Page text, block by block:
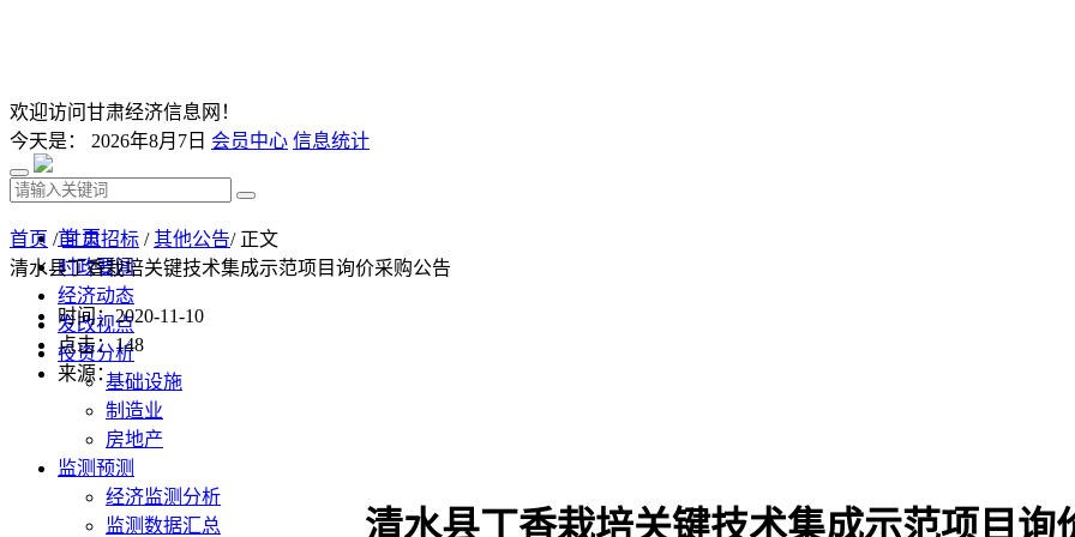
欢迎访问甘肃经济信息网！
今天是： 2026年8月7日 会员中心 信息统计
首 页
时政要闻
经济动态
发改视点
投资分析
基础设施
制造业
房地产
监测预测
经济监测分析
监测数据汇总
首页 /甘肃招标 /其他公告/ 正文
清水县丁香栽培关键技术集成示范项目询价采购公告
时间：2020-11-10
点击：148
来源：
清水县丁香栽培关键技术集成示范项目 询